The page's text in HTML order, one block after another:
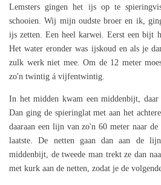
Lemsters gingen het ijs op te
schooien. Wij mijn oudste broer en ik,
ijs zetten. Een heel karwei. Eerst een bijt
Het water eronder was ijskoud en als je
zulk werk niet mee. Om de 12 meter
zo'n twintig á vijfentwintig.
In het midden kwam een middenbijt, daar
Dan ging de spieringlat met aan het
daaraan een lijn van zo'n 60 meter naar
laatste. De netten gaan dan aan de
middenbijt, de tweede man trekt ze dan
met kurk aan de netten, zodat je de